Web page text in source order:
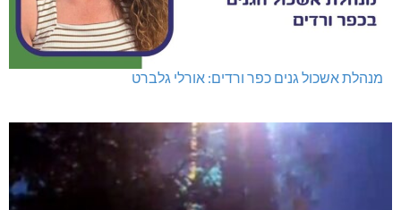
מנהלת אשכול גנים כפר ורדים: אורלי גלברט